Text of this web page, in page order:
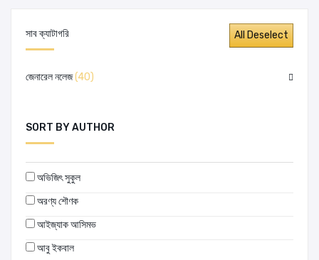
সাব ক্যাটাগরি
জেনারেল নলেজ(40)
SORT BY AUTHOR
অভিজিৎ সুকুল
অরণ্য শৌণক
আইজ্যাক আসিমভ
আবু ইকবাল